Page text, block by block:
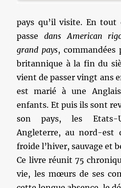
pays qu’il visite. En tout
passedans American
grand pays,
britannique à la fin du
vient de passer vingt ans
est marié à une
enfants. Et puis ils sont
son pays, les Etats-
Angleterre, au nord-est
froide l’hiver, sauvage et
Ce livre réunit 75
vie, les mœurs de ses